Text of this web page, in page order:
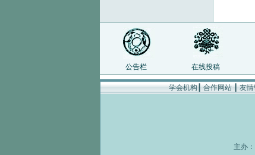
公告栏 在线投稿
学会机构┃合作网站┃友
主办：